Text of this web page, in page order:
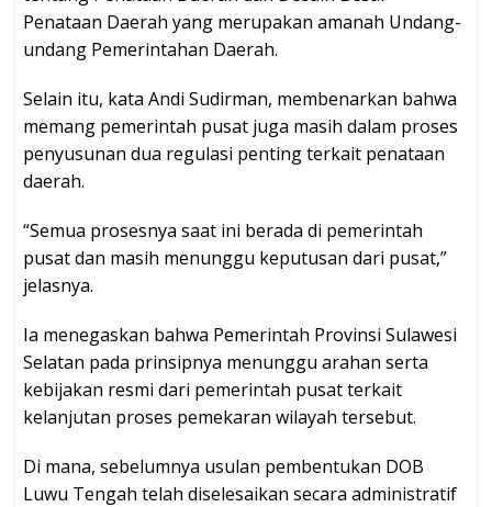
Penataan Daerah yang merupakan amanah Undang-
undang Pemerintahan Daerah.
Selain itu, kata Andi Sudirman, membenarkan bahwa
memang pemerintah pusat juga masih dalam proses
penyusunan dua regulasi penting terkait penataan
daerah.
“Semua prosesnya saat ini berada di pemerintah
pusat dan masih menunggu keputusan dari pusat,”
jelasnya.
Ia menegaskan bahwa Pemerintah Provinsi Sulawesi
Selatan pada prinsipnya menunggu arahan serta
kebijakan resmi dari pemerintah pusat terkait
kelanjutan proses pemekaran wilayah tersebut.
Di mana, sebelumnya usulan pembentukan DOB
Luwu Tengah telah diselesaikan secara administratif